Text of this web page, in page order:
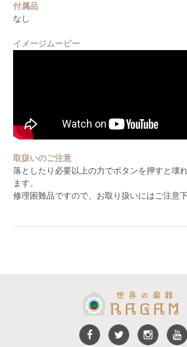
付属品
なし
イメージムービー
取扱いのご注意
落としたり必要以上の力でボタンを押すと壊
ます。
修理困難品ですので、お取り扱いにはご注意下